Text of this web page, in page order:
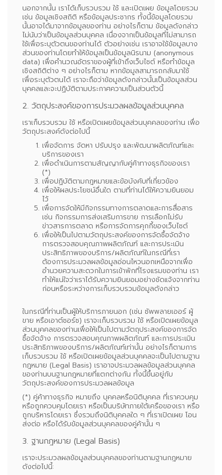
นอกจากนั้น เราได้เก็บรวบรวม ใช้ และเปิดเผย ข้อมูลโดยรวม
เช่น ข้อมูลเชิงสถิติ หรือข้อมูลประชากร ทั้งนี้ข้อมูลโดยรวม
นั้นอาจได้มาจากข้อมูลของท่าน อย่างไรก็ตาม ข้อมูลดังกล่าว
ไม่นับว่าเป็นข้อมูลส่วนบุคคล เนื่องจากเป็นข้อมูลที่ไม่สามารถ
ใช้เพื่อระบุตัวตนของท่านได้ ตัวอย่างเช่น เราอาจใช้ข้อมูลบาง
ส่วนของท่านโดยทำให้ข้อมูลเป็นข้อมูลนิรนาม (anonymous
data) เพื่อคำนวณอัตราของผู้ที่เข้าถึงเว็บไซต์ หรือทำข้อมูล
เชิงสถิติต่าง ๆ อย่างไรก็ตาม หากข้อมูลสามารถกลับมาใช้
เพื่อระบุตัวตนได้ เราจะถือว่าข้อมูลดังกล่าวนั้นเป็นข้อมูลส่วน
บุคคลและจะปฏิบัติตามประกาศความเป็นส่วนตัวนี้
2. วัตถุประสงค์ของการประมวลผลข้อมูลส่วนบุคคล
เราเก็บรวบรวม ใช้ หรือเปิดเผยข้อมูลส่วนบุคคลของท่าน เพื่อ
วัตถุประสงค์ดังต่อไปนี้
เพื่อจัดการ จัดหา ปรับปรุง และพัฒนาผลิตภัณฑ์และ
บริการของเรา
เพื่อดำเนินการตามสัญญากับคู่ค้าทางธุรกิจของเรา
(*)
เพื่อปฏิบัติตามกฎหมายและข้อบังคับที่เกี่ยวข้อง
เพื่อให้ผลประโยชน์อื่นใด ตามที่ท่านได้ให้ความยินยอม
ไว้
เพื่อการจัดให้มีกิจกรรมทางการตลาดและการสื่อสาร
เช่น กิจกรรมการส่งเสริมการขาย การเลือกไม่รับ
ข่าวสารการตลาด หรือการจัดการคุกกี้ของเว็บไซต์
เพื่อให้เป็นไปตามวัตถุประสงค์ของการจัดซื้อจัดจ้าง
การตรวจสอบคุณภาพผลิตภัณฑ์ และการประเมิน
ประสิทธิภาพของบริการ/ผลิตภัณฑ์ในกรณีที่เรา
ต้องการประมวลผลข้อมูลอ่อนไหวนอกเหนือจากเพื่อ
อำนวยความสะดวกในการเข้าพักที่โรงแรมของท่าน เรา
ทำให้แน่ใจว่าเราได้รับความยินยอมอย่างชัดแจ้งจากท่าน
ก่อนหรือระหว่างการเก็บรวบรวมข้อมูลดังกล่าว
ในกรณีที่ท่านเป็นผู้ให้บริการภายนอก (เช่น ซัพพลายเออร์ ผู้
ขาย หรือเอาต์ซอร์ซ) เราจะเก็บรวบรวม ใช้ หรือเปิดเผยข้อมูล
ส่วนบุคคลของท่านเพื่อให้เป็นไปตามวัตถุประสงค์ของการจัด
ซื้อจัดจ้าง การตรวจสอบคุณภาพผลิตภัณฑ์ และการประเมิน
ประสิทธิภาพของบริการ/ผลิตภัณฑ์เท่านั้น อย่างไรก็ตามการ
เก็บรวบรวม ใช้ หรือเปิดเผยข้อมูลส่วนบุคคลจะเป็นไปตามฐาน
กฎหมาย (Legal Basis) เราอาจประมวลผลข้อมูลส่วนบุคคล
ของท่านบนฐานกฎหมายที่แตกต่างกัน ทั้งนี้ขึ้นอยู่กับ
วัตถุประสงค์ของการประมวลผลข้อมูล
(*) คู่ค้าทางธุรกิจ หมายถึง บุคคลหรือนิติบุคคล ที่เราควบคุม
หรือถูกควบคุมโดยเรา หรือเป็นบริษัทภายใต้เครือของเรา หรือ
ถูกบริหารโดยเรา ซึ่งรวมถึงนิติบุคคลใด ๆ ที่เราเปิดเผย โอน
ส่งต่อ หรือได้รับข้อมูลส่วนบุคคลของคู่ค้านั้น ๆ
3. ฐานกฎหมาย (Legal Basis)
เราจะประมวลผลข้อมูลส่วนบุคคลของท่านตามฐานกฎหมาย
ดังต่อไปนี้: